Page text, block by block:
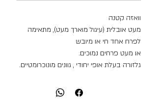
וואזה קטנה
מעט אובלית (עיגול מוארך מעט), מתאימה
לפרח אחד חי או מיובש
או מעט פרחים נמוכים.
גלזורה בעלת אופי יחודי , גוונים מונוכרומטיים.